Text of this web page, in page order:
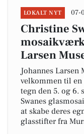
LOKALT NYT 07-
Christine
Larsen
Johannes Larsen
velkommen til en
tegn den 5. og 6.
Swanes
at skabe deres
glasstifter fra